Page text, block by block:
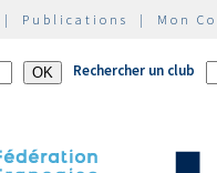
| Publications | Mon
Rechercher un club